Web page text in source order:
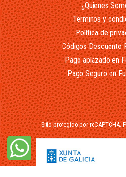
¿Quienes
Terminos y
Política de
Códigos Descuento
Pago aplazado en
Pago Seguro en
Sitio protegido por reCAPTCHA.